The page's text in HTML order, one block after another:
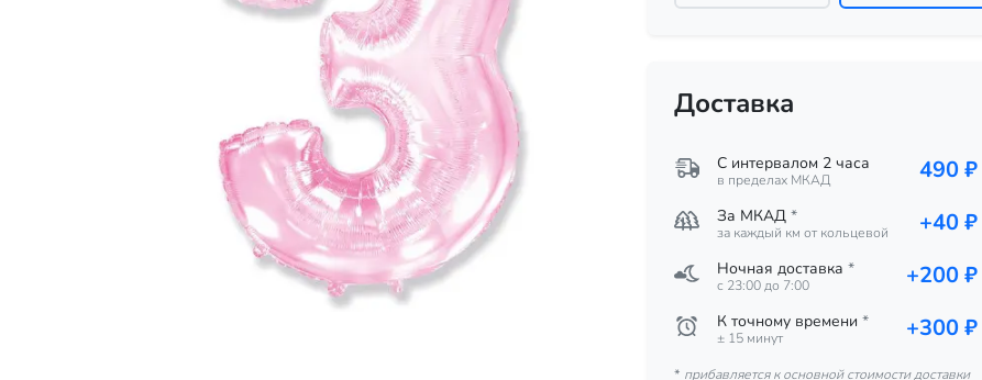
Доставка
С интервалом 2 часа
в пределах МКАД 490 ₽
За МКАД *
за каждый км от кольцевой +40 ₽
Ночная доставка *
c 23:00 до 7:00 +200 ₽
К точному времени *
± 15 минут +300 ₽
* прибавляется к основной стоимости доставки